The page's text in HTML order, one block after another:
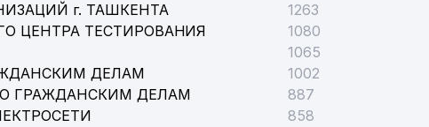
г. ТАШКЕНТА
1263
ЦЕНТРА ТЕСТИРОВАНИЯ
1080
1065
ДЕЛАМ
1002
ГРАЖДАНСКИМ ДЕЛАМ
887
858